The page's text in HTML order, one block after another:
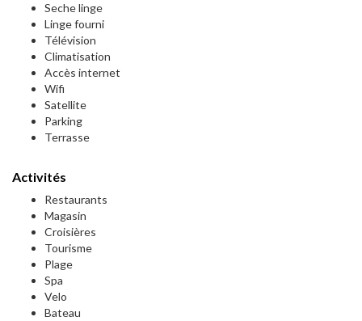
Seche linge
Linge fourni
Télévision
Climatisation
Accès internet
Wifi
Satellite
Parking
Terrasse
Activités
Restaurants
Magasin
Croisières
Tourisme
Plage
Spa
Velo
Bateau